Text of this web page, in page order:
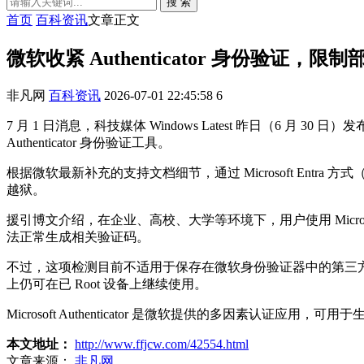
首页 百科资讯文章正文
微软收紧 Authenticator 身份验证，限制
非凡网 百科资讯 2026-07-01 22:45:58 6
7 月 1 日消息，科技媒体 Windows Latest 昨日（6 月 30 日）
Authenticator 身份验证工具。
根据微软最新补充的支持文档细节，通过 Microsoft Entra 方式
越狱。
援引博文介绍，在企业、高校、大学等环境下，用户使用
法正常生成相关验证码。
不过，这项检测目前不适用于保存在微软身份验证器中的第三
上仍可在已 Root 设备上继续使用。
Microsoft Authenticator 是微软提供的多因素认证应用，可用
本文地址： http://www.ffjcw.com/42554.html
文章来源：
非凡网